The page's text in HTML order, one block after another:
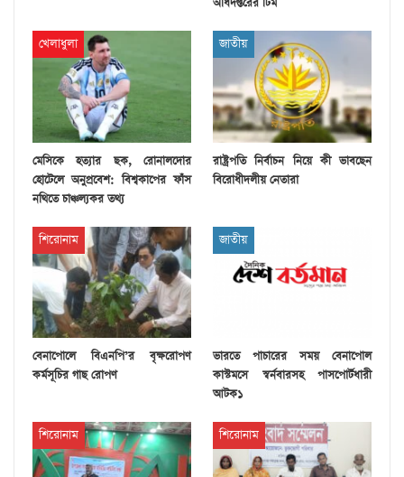
অধিদপ্তরের টিম
খেলাধুলা
মেসিকে হত্যার ছক, রোনালদোর
হোটেলে অনুপ্রবেশ: বিশ্বকাপের ফাঁস
নথিতে চাঞ্চল্যকর তথ্য
জাতীয়
রাষ্ট্রপতি নির্বাচন নিয়ে কী ভাবছেন
বিরোধীদলীয় নেতারা
শিরোনাম
বেনাপোলে বিএনপি’র বৃক্ষরোপণ
কর্মসূচির গাছ রোপণ
জাতীয়
ভারতে পাচারের সময় বেনাপোল
কাস্টমসে স্বর্নবারসহ পাসপোর্টধারী
আটক১
শিরোনাম শিরোনাম